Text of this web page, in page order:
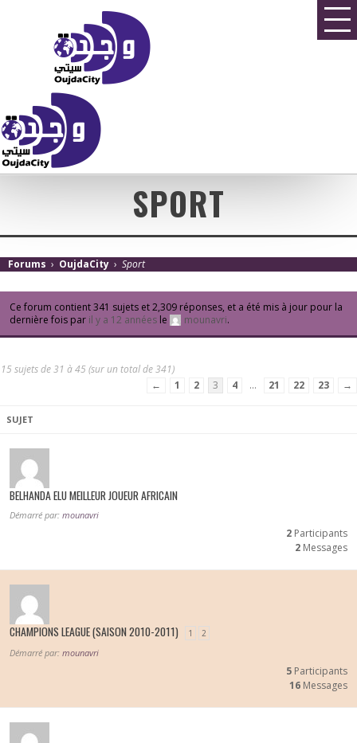
SPORT
Forums › OujdaCity › Sport
Ce forum contient 341 sujets et 2,309 réponses, et a été mis à jour pour la
dernière fois par il y a 12 annéesle mounavri.
15 sujets de 31 à 45 (sur un total de 341)
←
1 2 3 4 … 21 22 23 →
SUJET
BELHANDA ELU MEILLEUR JOUEUR AFRICAIN
Démarré par: mounavri
2 Participants
2 Messages
CHAMPIONS LEAGUE (SAISON 2010-2011) 1 2
Démarré par: mounavri
5 Participants
16 Messages